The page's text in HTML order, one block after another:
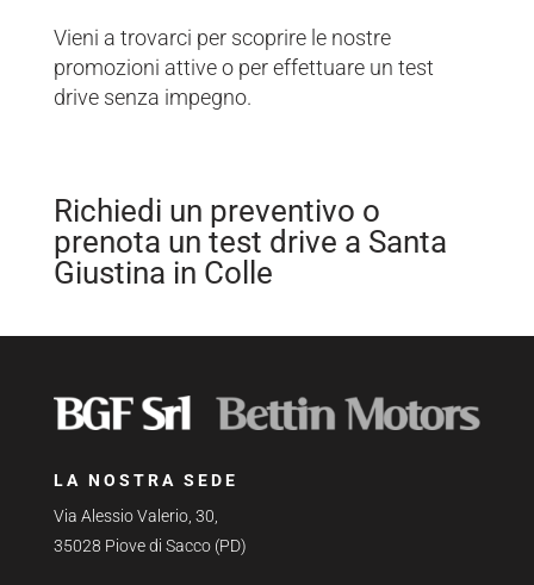
Vieni a trovarci per scoprire le nostre
promozioni attive o per effettuare un test
drive senza impegno.
Richiedi un preventivo o
prenota un test drive a Santa
Giustina in Colle
LA NOSTRA SEDE
Via Alessio Valerio, 30,
35028 Piove di Sacco (PD)